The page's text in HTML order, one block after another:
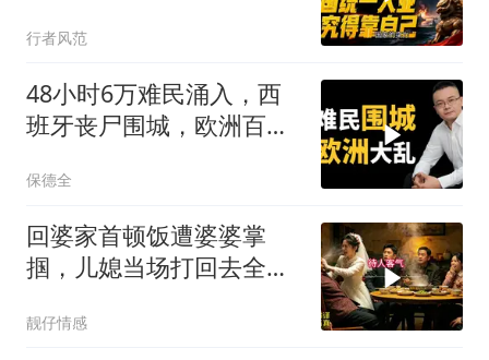
行者风范
48小时6万难民涌入，西
班牙丧尸围城，欧洲百年
保德全
回婆家首顿饭遭婆婆掌
掴，儿媳当场打回去全家
靓仔情感